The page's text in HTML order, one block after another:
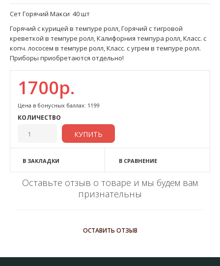
Сет Горячий Макси 40 шт
Горячий с курицей в темпуре ролл, Горячий с тигровой
креветкой в темпуре ролл, Калифорния темпура ролл, Класс. с
копч. лососем в темпуре ролл, Класс. с угрем в темпуре ролл.
Приборы приобретаются отдельно!
1700р.
Цена в бонусных баллах: 1199
КОЛИЧЕСТВО
В ЗАКЛАДКИ В СРАВНЕНИЕ
Оставьте отзыв о товаре и мы будем вам
признательны
ОСТАВИТЬ ОТЗЫВ